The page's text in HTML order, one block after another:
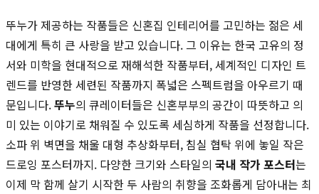
뚜누가 제공하는 작품들은 신혼집 인테리어를 고민하는 젊은 세
대에게 특히 큰 사랑을 받고 있습니다. 그 이유는 한국 고유의 정
서와 미학을 현대적으로 재해석한 작품부터, 세계적인 디자인 트
렌드를 반영한 세련된 작품까지 폭넓은 스펙트럼을 아우르기 때
문입니다.뚜누의 큐레이터들은 신혼부부의 공간이 따뜻하고 의
미 있는 이야기로 채워질 수 있도록 세심하게 작품을 선정합니다.
소파 위 벽면을 채울 대형 추상화부터, 침실 협탁 위에 놓일 작은
드로잉 포스터까지. 다양한 크기와 스타일의 국내 작가 포스터는
이제 막 함께 살기 시작한 두 사람의 취향을 조화롭게 담아내는 최